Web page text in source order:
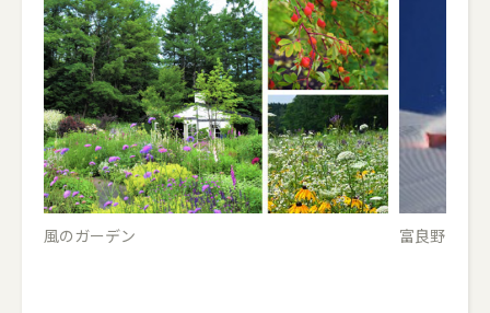
風のガーデン 富良野スキ